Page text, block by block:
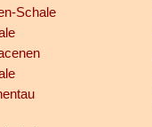
Schale